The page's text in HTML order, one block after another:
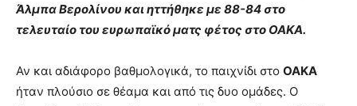
Άλμπα Βερολίνου και ηττήθηκε με 88-84 στο
τελευταίο του ευρωπαϊκό ματς φέτος στο ΟΑΚΑ.
Αν και αδιάφορο βαθμολογικά, το παιχνίδι στο ΟΑΚΑ
ήταν πλούσιο σε θέαμα και από τις δυο ομάδες. Ο